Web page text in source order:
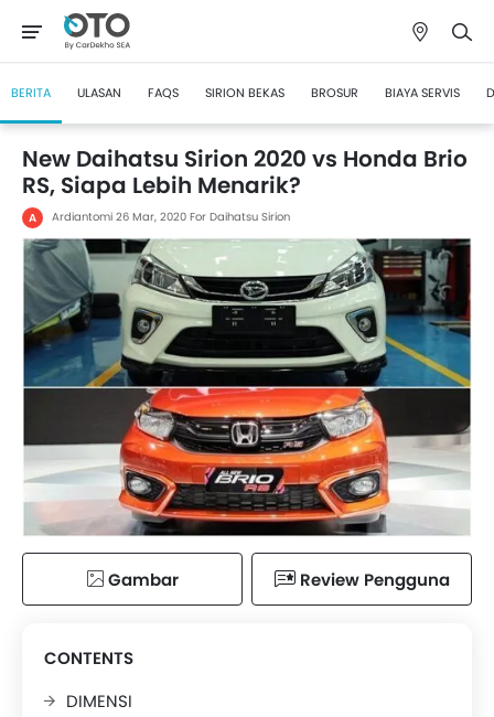
BERITA ULASAN FAQS SIRION BEKAS BROSUR BIAYA SERVIS
New Daihatsu Sirion 2020 vs Honda Brio
RS, Siapa Lebih Menarik?
A Ardiantomi 26 Mar, 2020 For Daihatsu Sirion
Gambar Review Pengguna
CONTENTS
DIMENSI